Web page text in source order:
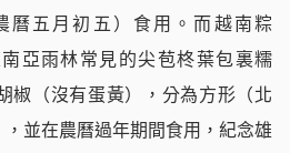
曆五月初五）食用。而越南粽
南亞雨林常見的尖苞柊葉包裏糯
椒（沒有蛋黃），分為方形（北
並在農曆過年期間食用，紀念雄